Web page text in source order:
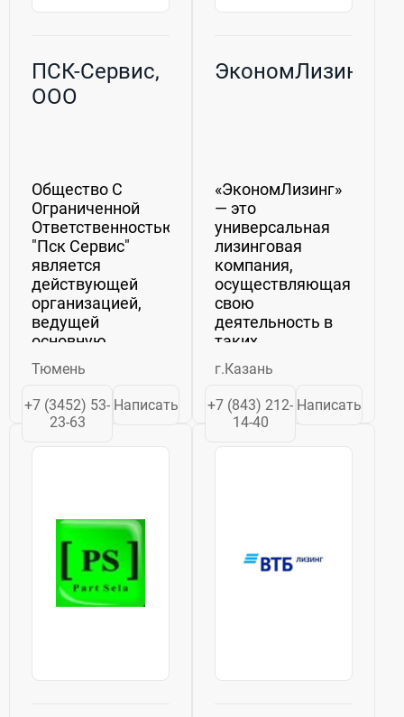
ПСК-Сервис,
ООО
Общество С
Ограниченной
Ответственностью
"Пск Сервис"
является
действующей
организацией,
ведущей
основную
деятельность в
сфере -
Деятельность
агентств
вознаграждение
Лизинг.
Тюмень
+7 (3452) 53-
23-63
Написать
ЭкономЛизинг
«ЭкономЛизинг»
— это
универсальная
лизинговая
компания,
осуществляющая
свою
деятельность в
таких
направлениях,
как: 1)лизинг
грузового
автотранспорта
легкового и
4)лизинг...
г.Казань
+7 (843) 212-
14-40
Написать